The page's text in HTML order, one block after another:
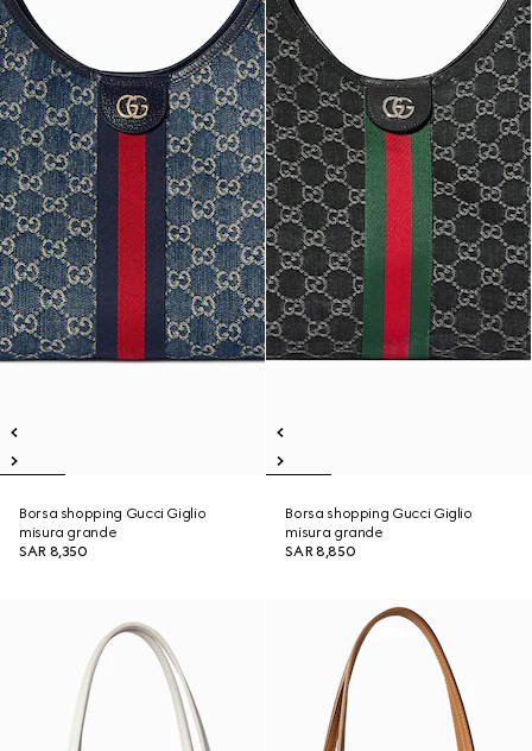
Borsa shopping Gucci Giglio
misura grande
SAR 8,350
Borsa shopping Gucci Giglio
misura grande
SAR 8,850